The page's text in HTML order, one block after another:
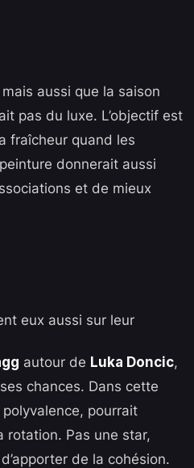
aussi que la saison
pas du luxe. L’objectif est
fraîcheur quand les
donnerait aussi
et de mieux
eux aussi sur leur
autour de Luka Doncic,
chances. Dans cette
polyvalence, pourrait
rotation. Pas une star,
de la cohésion.